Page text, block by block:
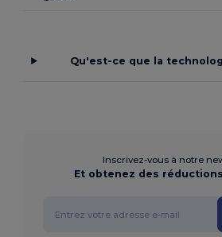
Qu'est-ce que la
Inscrivez-vous à notre
Et obtenez des